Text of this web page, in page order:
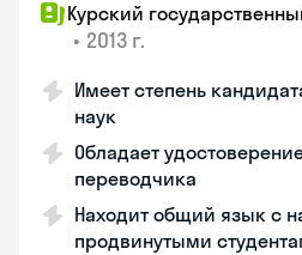
Курский
• 2013 г.
Имеет степень
наук
Обладает
переводчика
Находит общий язык с
продвинутыми